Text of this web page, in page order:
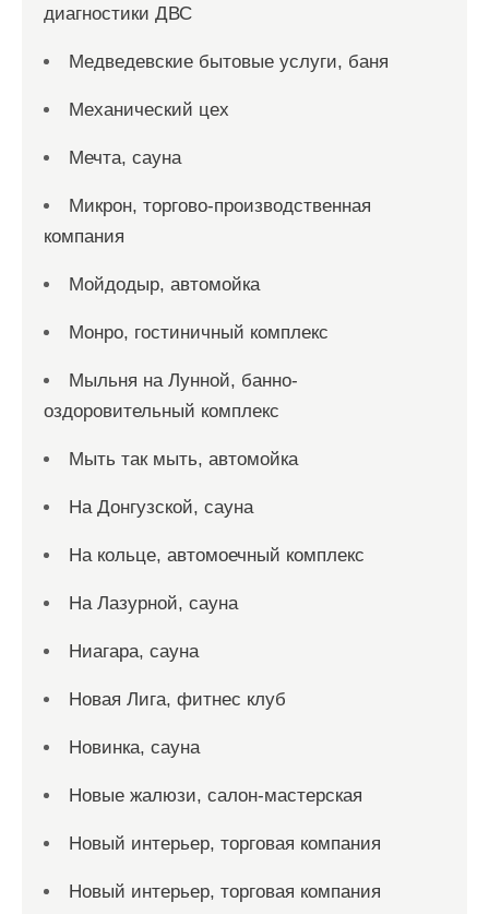
диагностики ДВС
Медведевские бытовые услуги, баня
Механический цех
Мечта, сауна
Микрон, торгово-производственная
компания
Мойдодыр, автомойка
Монро, гостиничный комплекс
Мыльня на Лунной, банно-
оздоровительный комплекс
Мыть так мыть, автомойка
На Донгузской, сауна
На кольце, автомоечный комплекс
На Лазурной, сауна
Ниагара, сауна
Новая Лига, фитнес клуб
Новинка, сауна
Новые жалюзи, салон-мастерская
Новый интерьер, торговая компания
Новый интерьер, торговая компания